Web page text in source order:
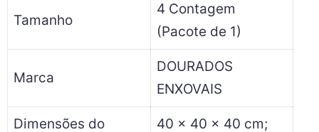
Tamanho
4 Contagem
(Pacote de 1)
Marca
DOURADOS
ENXOVAIS
Dimensões do
40 x 40 x 40 cm;